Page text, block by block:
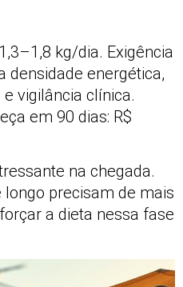
kg/dia. Exigência
densidade energética,
vigilância clínica.
em 90 dias: R$
na chegada.
precisam de mais
a dieta nessa fase